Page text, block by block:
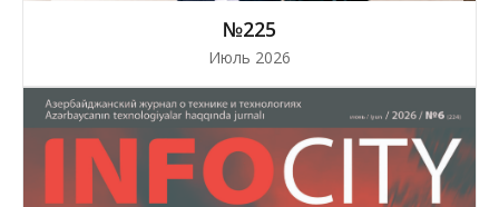
№225
Июль 2026